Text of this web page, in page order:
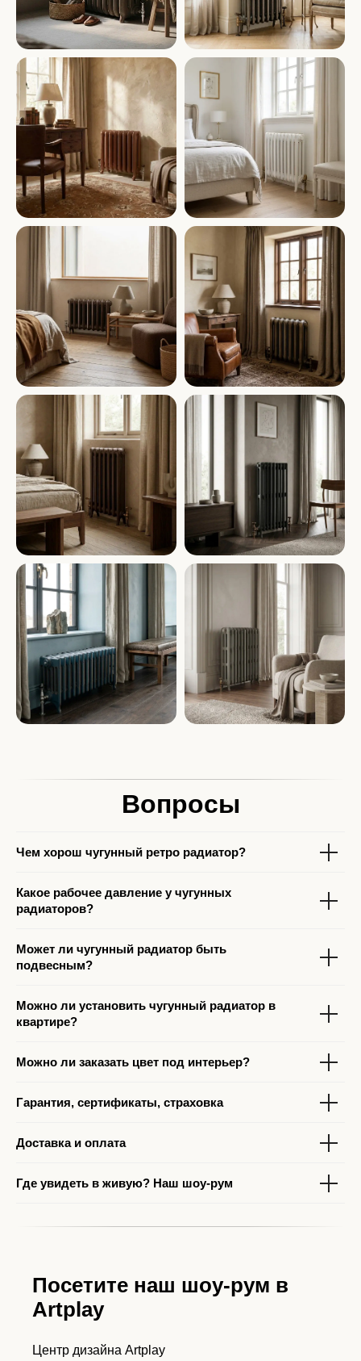
Вопросы
Чем хорош чугунный ретро радиатор?
Какое рабочее давление у чугунных
радиаторов?
Может ли чугунный радиатор быть
подвесным?
Можно ли установить чугунный радиатор в
квартире?
Можно ли заказать цвет под интерьер?
Гарантия, сертификаты, страховка
Доставка и оплата
Где увидеть в живую? Наш шоу-рум
Посетите наш шоу-рум в
Artplay
Центр дизайна Artplay